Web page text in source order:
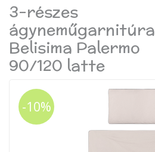
3-részes
ágyneműgarnitúra
Belisima Palermo
90/120 latte
-10%